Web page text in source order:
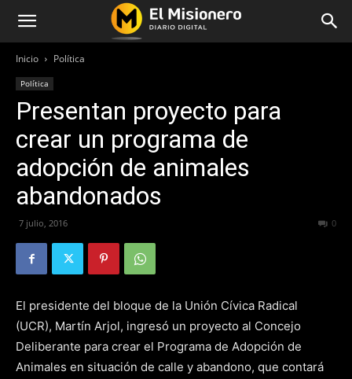
Inicio Política
Política
Presentan proyecto para
crear un programa de
adopción de animales
abandonados
7 julio, 2016 0
El presidente del bloque de la Unión Cívica Radical
(UCR), Martín Arjol, ingresó un proyecto al Concejo
Deliberante para crear el Programa de Adopción de
Animales en situación de calle y abandono, que contará